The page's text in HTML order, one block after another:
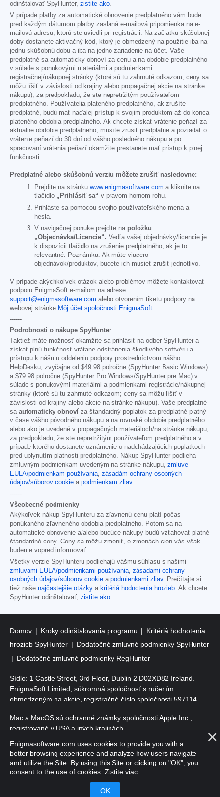
odinštalovať SpyHunter, zistite ako.
V prípade platby za automatické obnovenie predplatného vám bude
pred každým dátumom platby zaslaná e-mailová pripomienka na e-
mailovú adresu, ktorú ste uviedli pri registrácii. Na začiatku skúšobnej
doby dostanete aktivačný kód, ktorý je obmedzený na použitie iba na
jednu skúšobnú dobu a iba na jedno zariadenie na účet. Vaše
predplatné sa automaticky obnoví za cenu a na obdobie predplatného
v súlade s ponukovými materiálmi a podmienkami
registračnej/nákupnej stránky (ktoré sú tu zahrnuté odkazom; ceny sa
môžu líšiť v závislosti od krajiny alebo propagačnej akcie na stránke
nákupu), za predpokladu, že ste nepretržitým používateľom
predplatného. Používatelia plateného predplatného, ak zrušíte
predplatné, budú mať naďalej prístup k svojim produktom až do konca
plateného obdobia predplatného. Ak chcete získať vrátenie peňazí za
aktuálne obdobie predplatného, musíte zrušiť predplatné a požiadať o
vrátenie peňazí do 30 dní od vášho posledného nákupu a po
spracovaní vrátenia peňazí okamžite prestanete mať prístup k plnej
funkčnosti.
Predplatné alebo skúšobnú verziu môžete zrušiť nasledovne:
Prejdite na stránku www.enigmasoftware.com a kliknite na
tlačidlo „Prihlásiť sa“ v pravom hornom rohu.
Prihláste sa pomocou svojho používateľského mena a
hesla.
V navigačnej ponuke prejdite na položku
„Objednávka/Licencie“. Vedľa vašej objednávky/licencie je
k dispozícii tlačidlo na zrušenie predplatného, ak je to
relevantné. Poznámka: Ak máte viacero
objednávok/produktov, budete ich musieť zrušiť jednotlivo.
V prípade akýchkoľvek otázok alebo problémov môžete kontaktovať
podporu EnigmaSoft e-mailom na adrese
support@enigmasoftware.com alebo otvorením tiketu podpory na
webovej stránke Môj účet spoločnosti EnigmaSoft.
------
Podrobnosti o nákupe SpyHunter
Taktiež máte možnosť okamžite sa prihlásiť na odber SpyHunter a
získať plnú funkčnosť vrátane odstránenia škodlivého softvéru a
prístupu k nášmu oddeleniu podpory prostredníctvom nášho
HelpDesku, zvyčajne od $49.98 polročne (SpyHunter Basic Windows)
a $79.98 polročne (SpyHunter Pro Windows/SpyHunter pre Mac) v
súlade s ponukovými materiálmi a podmienkami registrácie/nákupnej
stránky (ktoré sú tu zahrnuté odkazom; ceny sa môžu líšiť v
závislosti od krajiny alebo akcie na stránke nákupu). Vaše predplatné
sa automaticky obnoví za štandardný poplatok za predplatné platný
v čase vášho pôvodného nákupu a na rovnaké obdobie predplatného
alebo ako je uvedené v propagačných materiáloch/na stránke nákupu,
za predpokladu, že ste nepretržitým používateľom predplatného a v
prípade ktorého dostanete oznámenie o nadchádzajúcich poplatkoch
pred uplynutím platnosti predplatného. Nákup SpyHunter podlieha
zmluvným podmienkam uvedeným na stránke nákupu, zmluve
EULA/podmienkam používania, zásadám ochrany osobných
údajov/súborov cookie a podmienkam zliav.
------
Všeobecné podmienky
Akýkoľvek nákup SpyHunteru za zľavnenú cenu platí počas
ponúkaného zľavneného obdobia predplatného. Potom sa na
automatické obnovenie a/alebo budúce nákupy budú vzťahovať platné
štandardné ceny. Ceny sa môžu zmeniť, o zmenách cien vás však
budeme vopred informovať.
Všetky verzie SpyHunteru podliehajú vášmu súhlasu s našimi
zmluvami EULA/podmienkami používania, zásadami ochrany
osobných údajov/súborov cookie a podmienkami zliav. Prečítajte si
tiež naše najčastejšie otázky a kritériá hodnotenia hrozieb. Ak chcete
SpyHunter odinštalovať, zistite ako.
Domov Kroky odinštalovania programu
Kritériá hodnotenia
hrozieb SpyHunter
Dodatočné zmluvné podmienky SpyHunter
Dodatočné zmluvné podmienky RegHunter
Sídlo: 1 Castle Street, 3rd Floor, Dublin 2 D02XD82 Ireland.
EnigmaSoft Limited, súkromná spoločnosť s ručením
obmedzeným na akcie, registračné číslo spoločnosti 597114.
Mac a MacOS sú ochranné známky spoločnosti Apple Inc.,
registrované v USA a iných krajinách.
Copyright 2016-2026 . EnigmaSoft Ltd. Všetky práva vyhradené.
Enigmasoftware.com uses cookies to provide you with a
better browsing experience and analyze how users navigate
and utilize the Site. By using this Site or clicking on "OK", you
consent to the use of cookies. Zistite viac